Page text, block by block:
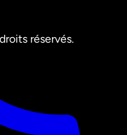
réservés.